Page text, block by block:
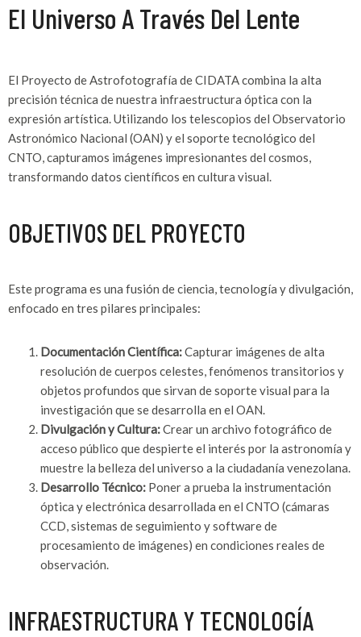
El Universo A Través Del Lente
El Proyecto de Astrofotografía de CIDATA combina la alta
precisión técnica de nuestra infraestructura óptica con la
expresión artística. Utilizando los telescopios del Observatorio
Astronómico Nacional (OAN) y el soporte tecnológico del
CNTO, capturamos imágenes impresionantes del cosmos,
transformando datos científicos en cultura visual.
OBJETIVOS DEL PROYECTO
Este programa es una fusión de ciencia, tecnología y divulgación,
enfocado en tres pilares principales:
Documentación Científica:Capturar imágenes de alta
resolución de cuerpos celestes, fenómenos transitorios y
objetos profundos que sirvan de soporte visual para la
investigación que se desarrolla en el OAN.
Divulgación y Cultura:Crear un archivo fotográfico de
acceso público que despierte el interés por la astronomía y
muestre la belleza del universo a la ciudadanía venezolana.
Desarrollo Técnico: Poner a prueba la instrumentación
óptica y electrónica desarrollada en el CNTO (cámaras
CCD, sistemas de seguimiento y software de
procesamiento de imágenes) en condiciones reales de
observación.
INFRAESTRUCTURA Y TECNOLOGÍA